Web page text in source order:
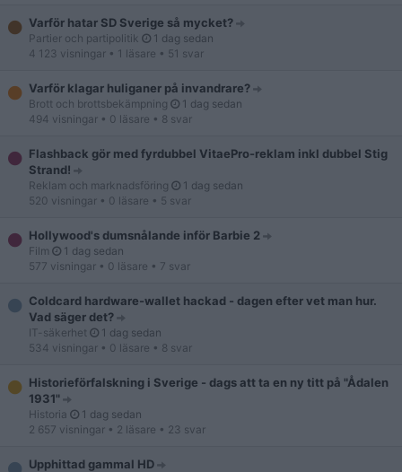
Varför hatar SD Sverige så mycket?
Partier och partipolitik
1 dag sedan
4 123 visningar • 1 läsare • 51 svar
Varför klagar huliganer på invandrare?
Brott och brottsbekämpning
1 dag sedan
494 visningar • 0 läsare • 8 svar
Flashback gör med fyrdubbel VitaePro-reklam inkl dubbel Stig
Strand!
Reklam och marknadsföring
1 dag sedan
520 visningar • 0 läsare • 5 svar
Hollywood's dumsnålande inför Barbie 2
Film
1 dag sedan
577 visningar • 0 läsare • 7 svar
Coldcard hardware-wallet hackad - dagen efter vet man hur.
Vad säger det?
IT-säkerhet
1 dag sedan
534 visningar • 0 läsare • 8 svar
Historieförfalskning i Sverige - dags att ta en ny titt på "Ådalen
1931"
Historia
1 dag sedan
2 657 visningar • 2 läsare • 23 svar
Upphittad gammal HD